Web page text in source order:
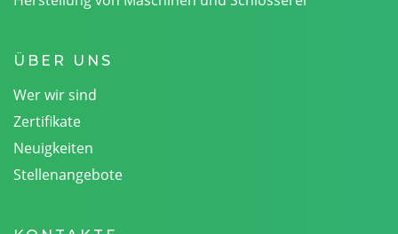
ÜBER UNS
Wer wir sind
Zertifikate
Neuigkeiten
Stellenangebote